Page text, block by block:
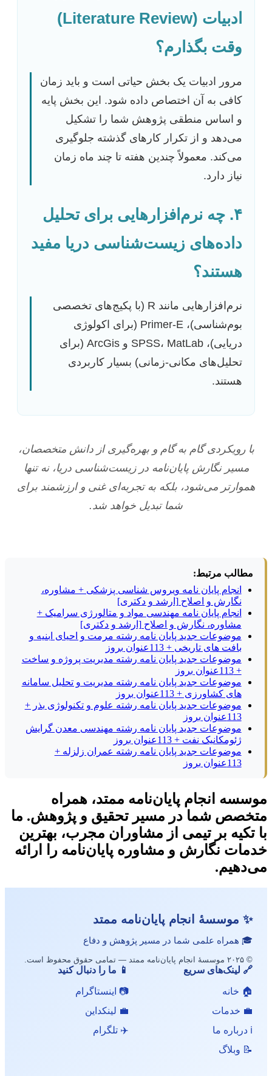
ادبیات (Literature Review)
وقت بگذارم؟
مرور ادبیات یک بخش حیاتی است و باید زمان
کافی به آن اختصاص داده شود. این بخش پایه
و اساس منطقی پژوهش شما را تشکیل
می‌دهد و از تکرار کارهای گذشته جلوگیری
می‌کند. معمولاً چندین هفته تا چند ماه زمان
نیاز دارد.
۴. چه نرم‌افزارهایی برای تحلیل
داده‌های زیست‌شناسی دریا مفید
هستند؟
نرم‌افزارهایی مانند R (با پکیج‌های تخصصی
بوم‌شناسی)، Primer-E (برای اکولوژی
دریایی)، SPSS، MatLab و ArcGis (برای
تحلیل‌های مکانی-زمانی) بسیار کاربردی
هستند.
با رویکردی گام به گام و بهره‌گیری از دانش متخصصان،
مسیر نگارش پایان‌نامه در زیست‌شناسی دریا، نه تنها
هموارتر می‌شود، بلکه به تجربه‌ای غنی و ارزشمند برای
شما تبدیل خواهد شد.
مطالب مرتبط:
انجام پایان نامه ویروس شناسی پزشکی + مشاوره،
نگارش و اصلاح [ارشد و دکتری]
انجام پایان نامه مهندسی مواد و متالورژی سرامیک +
مشاوره، نگارش و اصلاح [ارشد و دکتری]
موضوعات جدید پایان نامه رشته مرمت و احیای ابنیه و
بافت های تاریخی + 113عنوان بروز
موضوعات جدید پایان نامه رشته مدیریت پروژه و ساخت
+ 113عنوان بروز
موضوعات جدید پایان نامه رشته مدیریت و تحلیل سامانه
های کشاورزی + 113عنوان بروز
موضوعات جدید پایان نامه رشته علوم و تکنولوژی بذر +
113عنوان بروز
موضوعات جدید پایان نامه رشته مهندسی معدن گرایش
ژئومکانیک نفت + 113عنوان بروز
موضوعات جدید پایان نامه رشته عمران زلزله +
113عنوان بروز
موسسه انجام پایان‌نامه ممتد، همراه
متخصص شما در مسیر تحقیق و پژوهش. ما
با تکیه بر تیمی از مشاوران مجرب، بهترین
خدمات نگارش و مشاوره پایان‌نامه را ارائه
می‌دهیم.
✨ موسسهٔ انجام پایان‌نامه ممتد
🎓 همراه علمی شما در مسیر پژوهش و دفاع
© ۲۰۲۵ موسسهٔ انجام پایان‌نامه ممتد — تمامی حقوق محفوظ است.
🔗 لینک‌های سریع
🏠 خانه
💼 خدمات
ℹ️ درباره ما
📝 وبلاگ
📱 ما را دنبال کنید
📷 اینستاگرام
💼 لینکداین
✈️ تلگرام